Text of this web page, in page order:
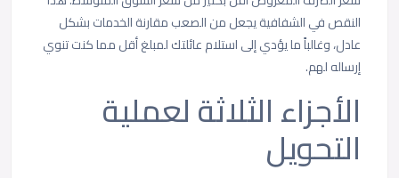
النقص في الشفافية يجعل من الصعب مقارنة الخدمات بشكل
عادل، وغالباً ما يؤدي إلى استلام عائلتك لمبلغ أقل مما كنت تنوي
إرساله لهم.
الأجزاء الثلاثة لعملية
التحويل